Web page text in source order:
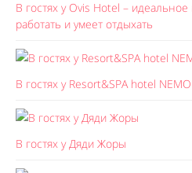
В гостях у Ovis Hotel –
работать и умеет отдыхать
В гостях у Resort&SPA hotel
В гостях у Дяди Жоры